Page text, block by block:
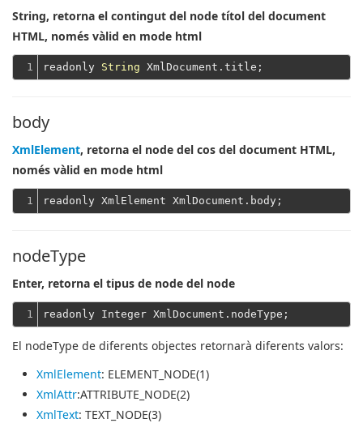
String, retorna el contingut del node títol del document
HTML, només vàlid en mode html
1 readonly String
body
XmlElement, retorna el node del cos del document HTML,
només vàlid en mode html
1
nodeType
Enter, retorna el tipus de node del node
1
El nodeType de diferents objectes retornarà diferents valors:
XmlElement: ELEMENT_NODE(1)
XmlAttr:ATTRIBUTE_NODE(2)
XmlText: TEXT_NODE(3)